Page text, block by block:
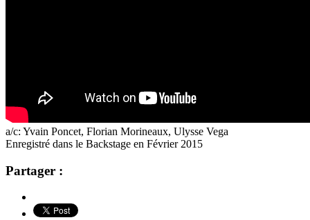
a/c: Yvain Poncet, Florian Morineaux, Ulysse Vega
Enregistré dans le Backstage en Février 2015
Partager :